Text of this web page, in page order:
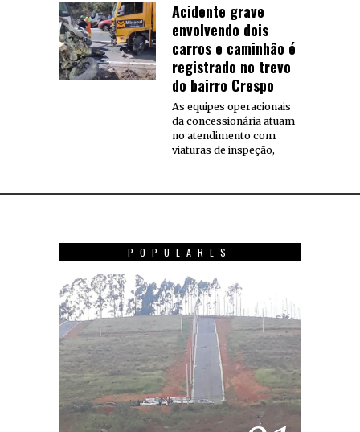
Acidente grave
envolvendo dois
carros e caminhão é
registrado no trevo
do bairro Crespo
As equipes operacionais
da concessionária atuam
no atendimento com
viaturas de inspeção,
POPULARES